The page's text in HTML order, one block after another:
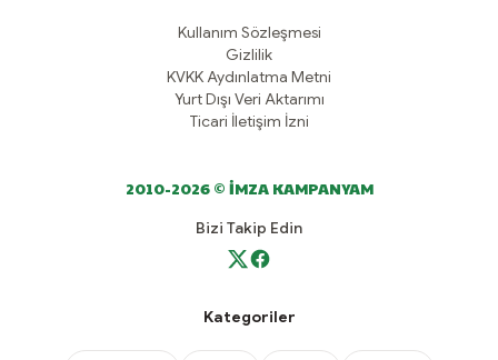
Kullanım Sözleşmesi
Gizlilik
KVKK Aydınlatma Metni
Yurt Dışı Veri Aktarımı
Ticari İletişim İzni
2010-2026 © İMZA KAMPANYAM
Bizi Takip Edin
Kategoriler